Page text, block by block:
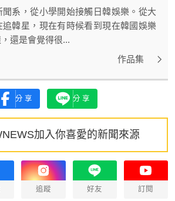
系，從小學開始接觸日韓娛樂。從大
追韓星，現在有時候看到現在韓國娛樂
還是會覺得很...
作品集
分享 分享
加入你喜愛的新聞來源
追蹤 好友 訂閱